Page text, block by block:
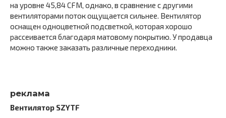
на уровне 45,84 CFM, однако, в сравнение с другими
вентиляторами поток ощущается сильнее. Вентилятор
оснащен одноцветной подсветкой, которая хорошо
рассеивается благодаря матовому покрытию. У продавца
можно также заказать различные переходники.
реклама
Вентилятор SZYTF